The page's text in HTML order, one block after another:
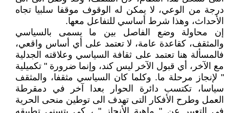
درجة من الوعي، لا يمكن له الوقوف موقفا سلبيا تجاه
الأحداث، وهذا شرط أساسي للتفاعل معها.
إن محاولة وضع الفاصل بين ما يسمى بالسياسي
والمثقف، كقاعدة عامة، لا تعتمد على أي أساس واقعي،
فالمسألة هنا تعتمد على ثقافة السياسي وعلاقته الجدلية
مع الآخر، أي قبول الآخر ليس كند، وإنما ضرورة " تكميلية
" لإنجاز مرحلة ما. وكلما كان السياسي مثقفا، والمثقف
سياسا، تكتسب دائرة الحوار بعدا آخر في دمقرطة
العمل وطرح الأفكار التى تهدف الى توطين منحى الحرية